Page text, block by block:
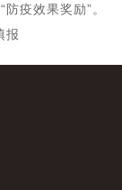
疫效果奖励”。
报